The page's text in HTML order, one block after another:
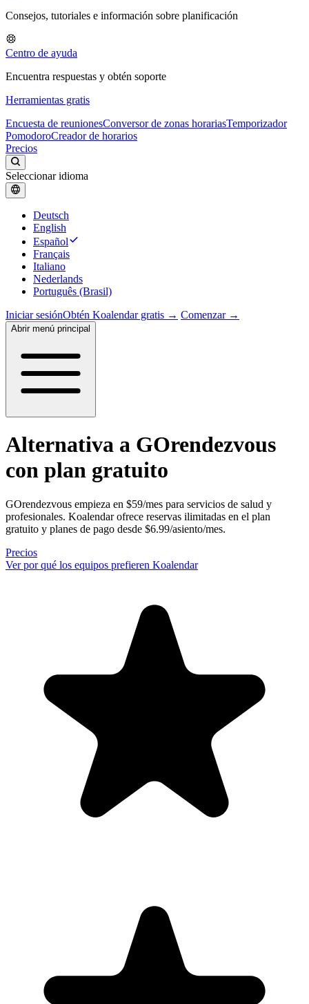
Consejos, tutoriales e información sobre planificación
Centro de ayuda
Encuentra respuestas y obtén soporte
Herramientas gratis
Encuesta de reunionesConversor de zonas horariasTemporizador
PomodoroCreador de horarios
Precios
Seleccionar idioma
Deutsch
English
Español
Français
Italiano
Nederlands
Português (Brasil)
Iniciar sesiónObtén Koalendar gratis → Comenzar →
Abrir menú principal
Alternativa a GOrendezvous
con plan gratuito
GOrendezvous empieza en $59/mes para servicios de salud y
profesionales. Koalendar ofrece reservas ilimitadas en el plan
gratuito y planes de pago desde $6.99/asiento/mes.
Precios
Ver por qué los equipos prefieren Koalendar